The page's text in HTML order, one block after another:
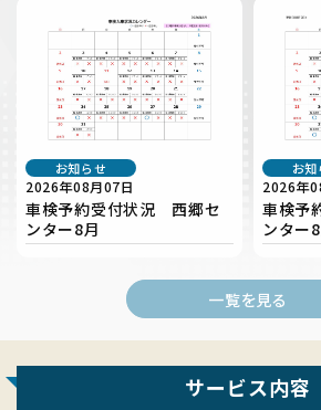
お知らせ
2026年08月07日
車検予約受付状況 西郷セ
ンター8月
お知
2026年
車検予
ンター
一覧を見る
サービス内容